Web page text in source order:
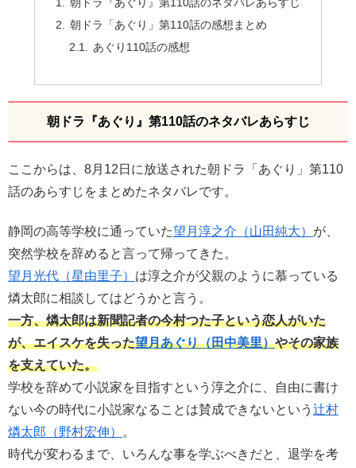
朝ドラ『あぐり』第110話のネタバレあらすじ
朝ドラ「あぐり」第110話の感想まとめ
あぐり110話の感想
朝ドラ『あぐり』第110話のネタバレあらすじ
ここからは、8月12日に放送された朝ドラ「あぐり」第110
話のあらすじをまとめたネタバレです。
静岡の高等学校に通っていた望月淳之介（山田純大） が、
突然学校を辞めると言って帰ってきた。
望月光代（星由里子） は淳之介が父親のように慕っている
燐太郎に相談してはどうかと言う。
一方、燐太郎は新聞記者の今村つた子という恋人がいた
が、エイスケを失った望月あぐり（田中美里）やその家族
を支えていた。
学校を辞めて小説家を目指すという淳之介に、自由に書け
ない今の時代に小説家なることは賛成できないという 辻村
燐太郎（野村宏伸） 。
時代が変わるまで、いろんな事を学ぶべきだと、退学を考